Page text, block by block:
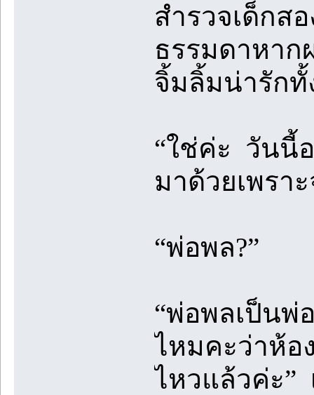
สำรวจเด็กส
ธรรมดาหาก
จิ้มลิ้มน่ารักทั้
“ใช่ค่ะ วันนี้
มาด้วยเพรา
“พ่อพล?”
“พ่อพลเป็น
ไหมคะว่าห้อ
ไหวแล้วค่ะ”